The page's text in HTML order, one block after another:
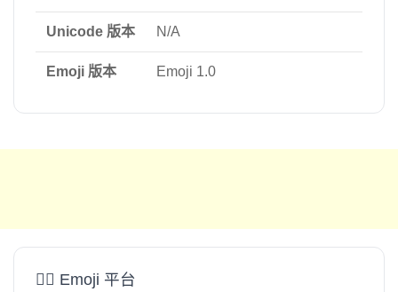
Unicode 版本 N/A
Emoji 版本 Emoji 1.0
👈🏿 Emoji 平台